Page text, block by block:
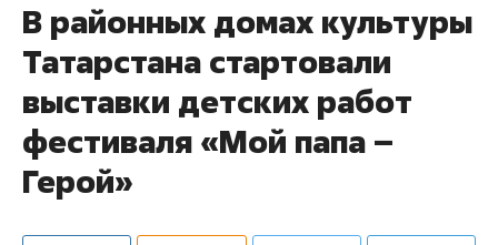
В районных домах культуры
Татарстана стартовали
выставки детских работ
фестиваля «Мой папа –
Герой»